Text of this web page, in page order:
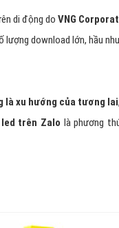
di động doVNG
lượng download lớn, hầu
là xu hướng của tương lai
trên Zalo là phương